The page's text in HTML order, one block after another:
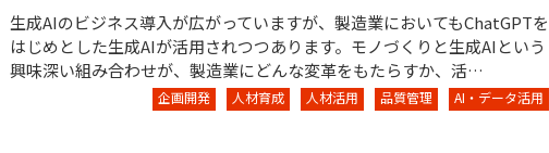
生成AIのビジネス導入が広がっていますが、製造業においてもChatGPTを
はじめとした生成AIが活用されつつあります。モノづくりと生成AIという
興味深い組み合わせが、製造業にどんな変革をもたらすか、活…
企画開発 人材育成 人材活用 品質管理 AI・データ活用